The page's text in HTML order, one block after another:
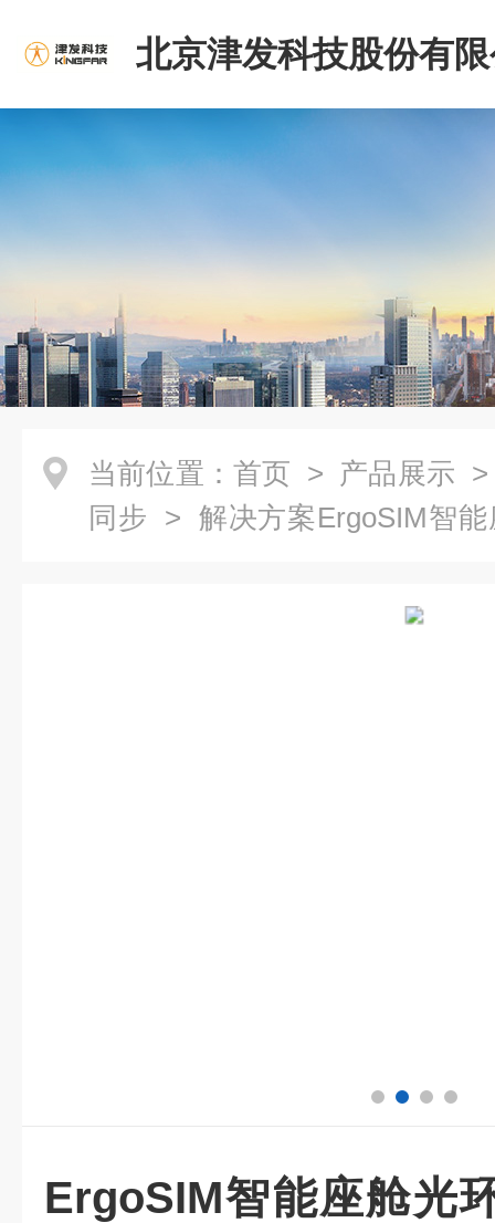
北京津发科技股份有
当前位置： 首页 > 产品展示
同步 > 解决方案ErgoSIM智
ErgoSIM智能座舱光